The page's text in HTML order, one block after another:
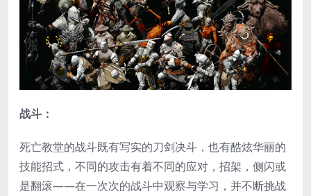
战斗：
死亡教堂的战斗既有写实的刀剑决斗，也有酷炫华丽的
技能招式，不同的攻击有着不同的应对，招架，侧闪或
是翻滚——在一次次的战斗中观察与学习，并不断挑战